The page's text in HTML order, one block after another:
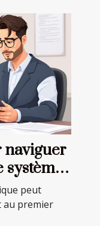
naviguer
système
peut
au premier